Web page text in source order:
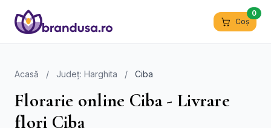
Coș
0
Acasă / Județ: Harghita / Ciba
Florarie online Ciba - Livrare
flori Ciba